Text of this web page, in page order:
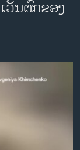
ວັນຕົກຂອງ